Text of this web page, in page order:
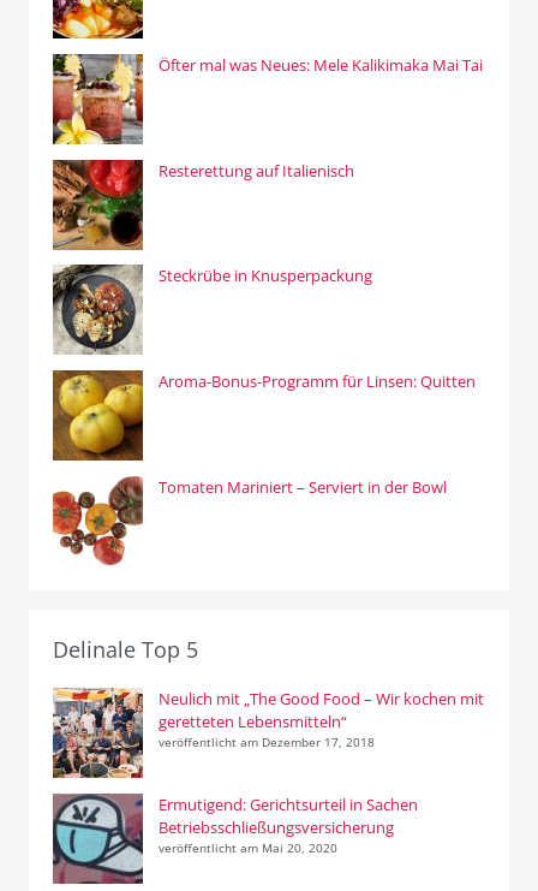
Öfter mal was Neues: Mele Kalikimaka Mai Tai
Resterettung auf Italienisch
Steckrübe in Knusperpackung
Aroma-Bonus-Programm für Linsen: Quitten
Tomaten Mariniert – Serviert in der Bowl
Delinale Top 5
Neulich mit „The Good Food – Wir kochen mit
geretteten Lebensmitteln“
veröffentlicht am Dezember 17, 2018
Ermutigend: Gerichtsurteil in Sachen
Betriebsschließungsversicherung
veröffentlicht am Mai 20, 2020